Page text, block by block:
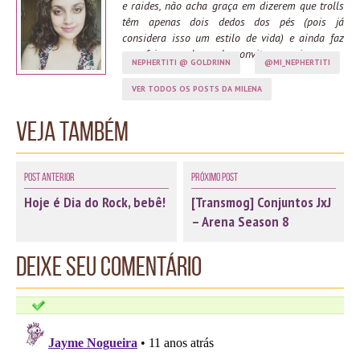
e raides, não acha graça em dizerem que trolls
têm apenas dois dedos dos pés (pois já
considera isso um estilo de vida) e ainda faz
cara feia quando recebe convites para ir arena.
NEPHERTITI @ GOLDRINN @MI_NEPHERTITI
VER TODOS OS POSTS DA MILENA
Veja também
Post Anterior
Hoje é Dia do Rock, bebê!
Próximo Post
[Transmog] Conjuntos JxJ
– Arena Season 8
Deixe seu comentário